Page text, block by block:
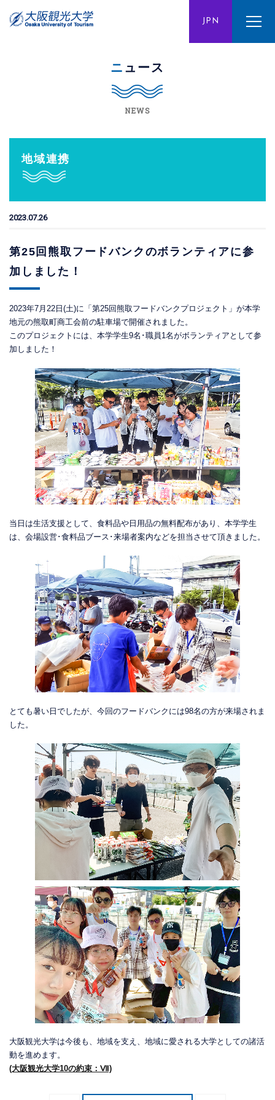
JPN
ENG CHN
ニュース
NEWS
地域連携
2023.07.26
第25回熊取フードバンクのボランティアに参
加しました！
2023年7月22日(土)に「第25回熊取フードバンクプロジェクト」が本学
地元の熊取町商工会前の駐車場で開催されました。
このプロジェクトには、本学学生9名･職員1名がボランティアとして参
加しました！
当日は生活支援として、食料品や日用品の無料配布があり、本学学生
は、会場設営･食料品ブース･来場者案内などを担当させて頂きました。
とても暑い日でしたが、今回のフードバンクには98名の方が来場されま
した。
大阪観光大学は今後も、地域を支え、地域に愛される大学としての諸活
動を進めます。
(大阪観光大学10の約束：Ⅶ)